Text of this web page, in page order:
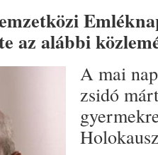
az alábbi
A mai
zsidó